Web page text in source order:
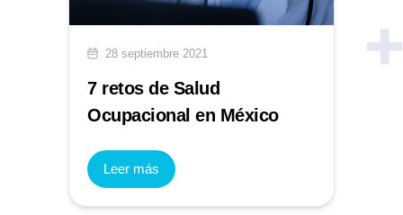
28 septiembre 2021
7 retos de Salud
Ocupacional en México
Leer más